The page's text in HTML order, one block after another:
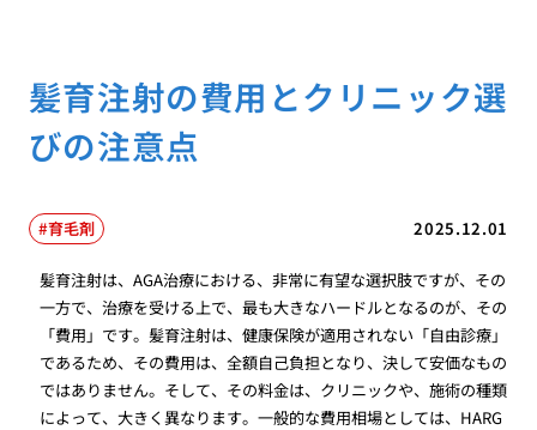
髪育注射の費用とクリニック選
びの注意点
2025.12.01
育毛剤
髪育注射は、AGA治療における、非常に有望な選択肢ですが、その
一方で、治療を受ける上で、最も大きなハードルとなるのが、その
「費用」です。髪育注射は、健康保険が適用されない「自由診療」
であるため、その費用は、全額自己負担となり、決して安価なもの
ではありません。そして、その料金は、クリニックや、施術の種類
によって、大きく異なります。一般的な費用相場としては、HARG